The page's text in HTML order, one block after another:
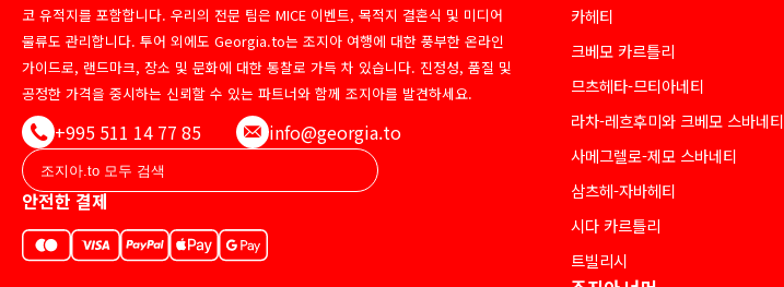
코 유적지를 포함합니다. 우리의 전문 팀은 MICE 이벤트, 목적지 결혼식 및 미디어
물류도 관리합니다. 투어 외에도 Georgia.to는 조지아 여행에 대한 풍부한 온라인
가이드로, 랜드마크, 장소 및 문화에 대한 통찰로 가득 차 있습니다. 진정성, 품질 및
공정한 가격을 중시하는 신뢰할 수 있는 파트너와 함께 조지아를 발견하세요.
+995 511 14 77 85 info@georgia.to
안전한 결제
카헤티
크베모 카르틀리
므츠헤타-므티아네티
라차-레흐후미와 크베모 스바네티
사메그렐로-제모 스바네티
삼츠헤-자바헤티
시다 카르틀리
트빌리시